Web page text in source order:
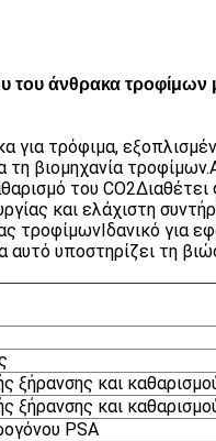
του άνθρακα τροφίμων
για τρόφιμα,
βιομηχανία
του
και ελάχιστη
τροφίμωνΙδανικό για
υποστηρίζει τη
ξήρανσης και
ξήρανσης και
PSA